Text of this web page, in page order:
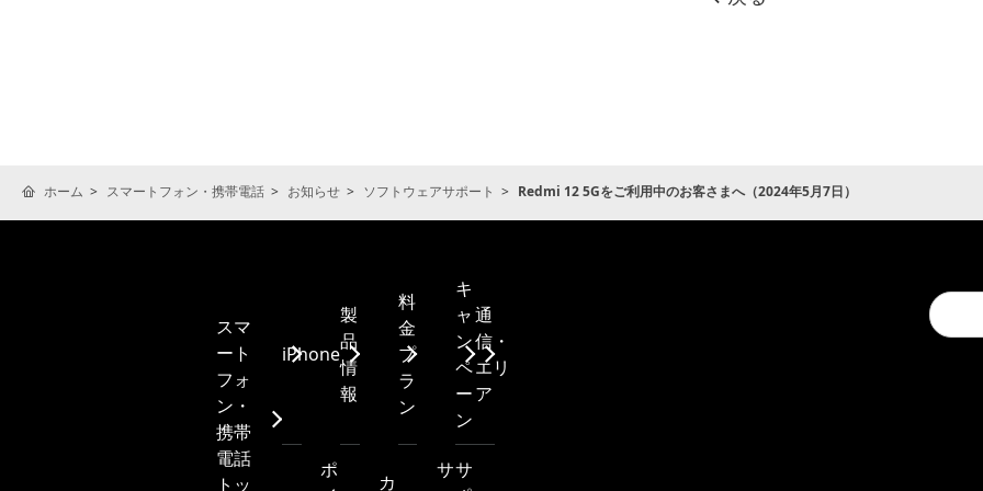
ホーム スマートフォン・携帯電話 お知らせ ソフトウェアサポート Redmi 12 5Gをご利用中のお客さまへ（2024年5月7日）
Conduct
a
search
スマ
ート
フォ
ン・
携帯
電話
トッ
iPhone
製
品
情
報
料
金
プ
ラ
ン
キ
ャ
ン
ペ
ー
ン
通
信・
エリ
ア
ポ
カ
ササ